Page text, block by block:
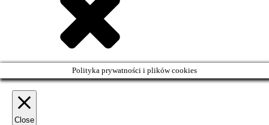
Polityka prywatności i plików cookies
Close